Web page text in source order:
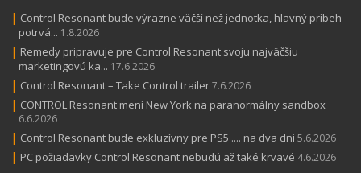
| Control Resonant bude výrazne väčší než jednotka, hlavný príbeh
potrvá... 1.8.2026
| Remedy pripravuje pre Control Resonant svoju najväčšiu
marketingovú ka... 17.6.2026
| Control Resonant – Take Control trailer7.6.2026
| CONTROL Resonant mení New York na paranormálny sandbox
6.6.2026
| Control Resonant bude exkluzívny pre PS5 .... na dva dni 5.6.2026
| PC požiadavky Control Resonant nebudú až také krvavé 4.6.2026